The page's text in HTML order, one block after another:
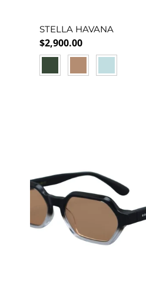
STELLA HAVANA
Precio normal
$2,900.00
GREENORANGEBLUE